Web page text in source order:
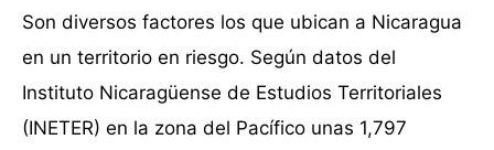
Son diversos factores los que ubican a Nicaragua
en un territorio en riesgo. Según datos del
Instituto Nicaragüense de Estudios Territoriales
(INETER) en la zona del Pacífico unas 1,797